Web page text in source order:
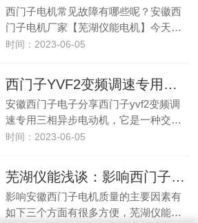
西门子电机常见故障有哪些呢？安徽西
门子电机厂家【芜湖仪能电机】今天…
时间：2023-06-05
西门子YVF2变频调速专用三相异步电动机安装型式
安徽西门子电子分享西门子yvf2变频调
速专用三相异步电动机，它是一种交…
时间：2023-06-05
芜湖仪能浅谈：影响西门子电机质量的因素有哪些?
影响安徽西门子电机质量的主要因素有
如下三个方面有很多方便，芜湖仪能…